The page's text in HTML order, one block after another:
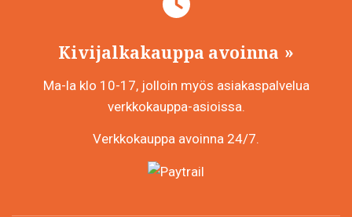
Kivijalkakauppa avoinna
Ma-la klo 10-17, jolloin myös asiakaspalvelua
verkkokauppa-asioissa.
Verkkokauppa avoinna 24/7.